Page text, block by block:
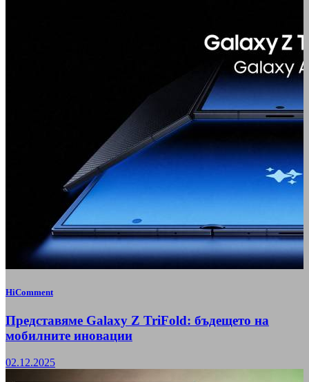
HiComment
Представяме Galaxy Z TriFold: бъдещето на
мобилните иновации
02.12.2025